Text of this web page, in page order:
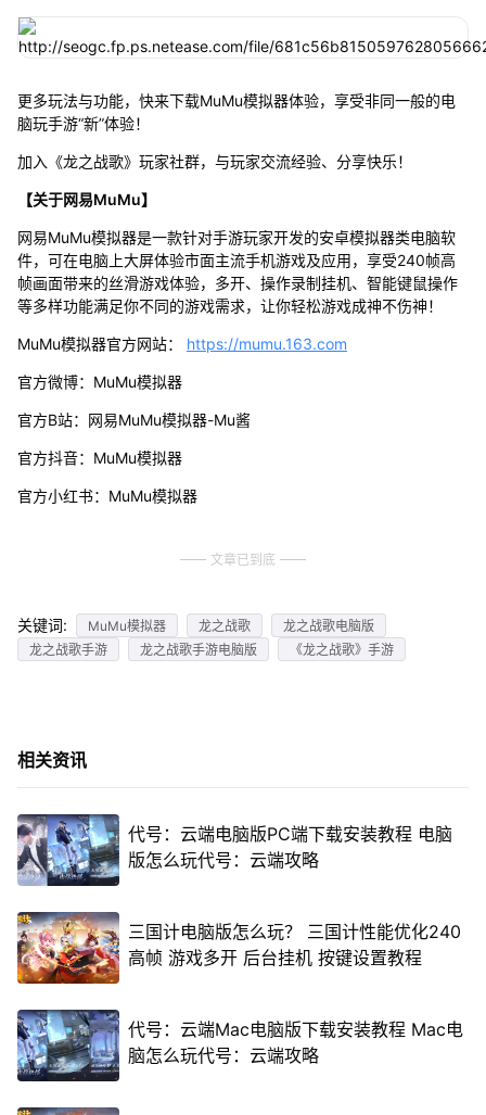
更多玩法与功能，快来下载MuMu模拟器体验，享受非同一般的电
脑玩手游“新”体验！
加入《龙之战歌》玩家社群，与玩家交流经验、分享快乐！
【关于网易MuMu】
网易MuMu模拟器是一款针对手游玩家开发的安卓模拟器类电脑软
件，可在电脑上大屏体验市面主流手机游戏及应用，享受240帧高
帧画面带来的丝滑游戏体验，多开、操作录制挂机、智能键鼠操作
等多样功能满足你不同的游戏需求，让你轻松游戏成神不伤神！
MuMu模拟器官方网站： https://mumu.163.com
官方微博：MuMu模拟器
官方B站：网易MuMu模拟器-Mu酱
官方抖音：MuMu模拟器
官方小红书：MuMu模拟器
文章已到底
关键词: MuMu模拟器 龙之战歌
龙之战歌电脑版
龙之战歌手游
龙之战歌手游电脑版 《龙之战歌》手游
相关资讯
代号：云端电脑版PC端下载安装教程 电脑
版怎么玩代号：云端攻略
三国计电脑版怎么玩？ 三国计性能优化240
高帧 游戏多开 后台挂机 按键设置教程
代号：云端Mac电脑版下载安装教程 Mac电
脑怎么玩代号：云端攻略